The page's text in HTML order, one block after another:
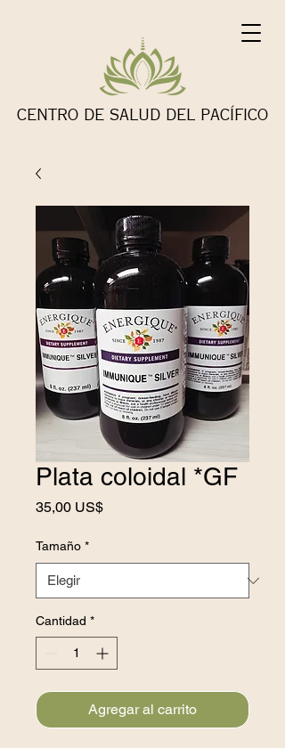
CENTRO DE SALUD DEL PACÍFICO
Plata coloidal *GF
35,00 US$Precio
Tamaño *
Cantidad *
Agregar al carrito